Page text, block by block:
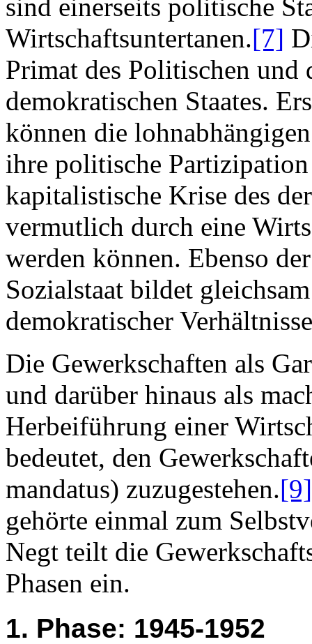
sind einerseits politische
Wirtschaftsuntertanen.[7]
Primat des Politischen
demokratischen Staates.
können die
ihre politische
kapitalistische Krise des
vermutlich durch eine
werden können. Ebenso
Sozialstaat bildet
demokratischer
Die Gewerkschaften als
und darüber hinaus als
Herbeiführung einer
bedeutet, den
mandatus) zuzugestehen.[9]
gehörte einmal zum
Negt teilt die
Phasen ein.
1. Phase: 1945-1952